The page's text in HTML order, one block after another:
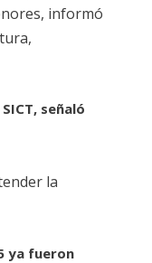
informó
señaló
la
ya fueron